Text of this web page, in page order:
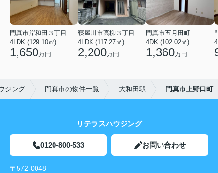
門真市岸和田３丁目
4LDK (129.10㎡)
1,650万円
寝屋川市高柳３丁目
4LDK (117.27㎡)
2,200万円
門真市五月田町
4DK (102.02㎡)
1,360万円
ジング 門真市の物件一覧 大和田駅 門真市上野口町
リテラスハウジング
0120-800-533 お問い合わせ
〒572-0048